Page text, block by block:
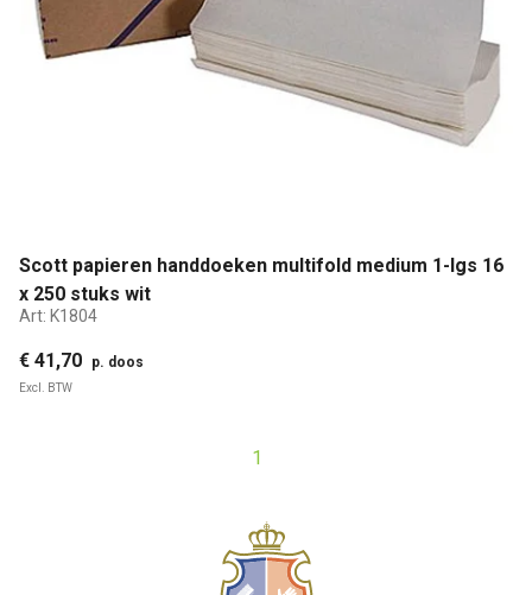
Scott papieren handdoeken multifold medium 1-lgs 16
x 250 stuks wit
Art: K1804
€ 41,70 p. doos
Excl. BTW
1